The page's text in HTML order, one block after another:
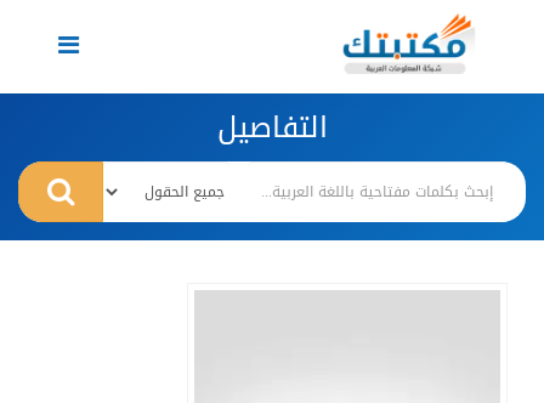
Toggle
navigation
التفاصيل